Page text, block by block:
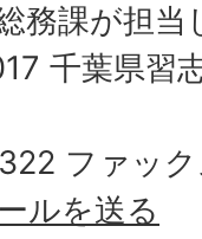
務課が担当
千葉県習
ファッ
ルを送る